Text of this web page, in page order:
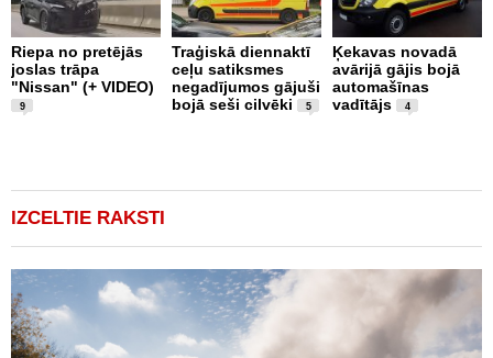
Riepa no pretējās
joslas trāpa
"Nissan" (+ VIDEO)
9
Traģiskā diennaktī
ceļu satiksmes
negadījumos gājuši
bojā seši cilvēki
5
Ķekavas novadā
avārijā gājis bojā
automašīnas
vadītājs
4
IZCELTIE RAKSTI